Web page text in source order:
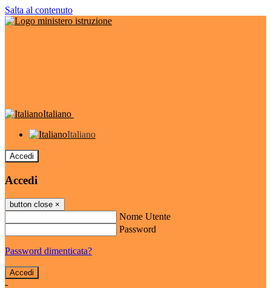
Salta al contenuto
Italiano
Italiano
Accedi
Accedi
button close ×
Nome Utente
Password
Password dimenticata?
-